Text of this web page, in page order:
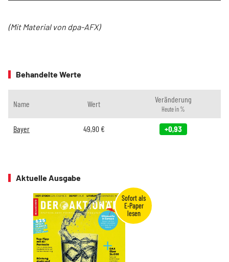
(Mit Material von dpa-AFX)
Behandelte Werte
Name Wert Veränderung
Heute in %
Bayer 49,90€ +0,93
Aktuelle Ausgabe